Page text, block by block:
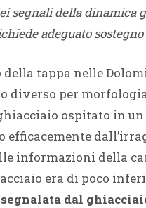
segnali della dinamica
adeguato sostegno
della tappa nelle
diverso per
ospitato in
efficacemente
informazioni della
era di poco
dal